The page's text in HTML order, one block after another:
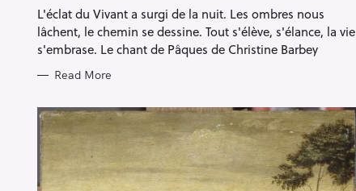
E
S
L'éclat du Vivant a surgi de la nuit. Les ombres nous
lâchent, le chemin se dessine. Tout s'élève, s'élance, la vie
s'embrase. Le chant de Pâques de Christine Barbey
Read More